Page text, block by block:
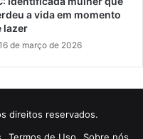
a vida em momento
lazer
de março de 2026
direitos reservados.